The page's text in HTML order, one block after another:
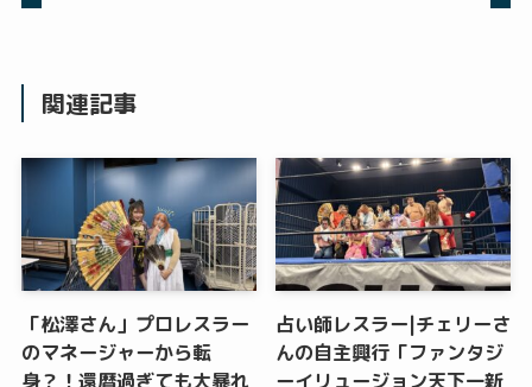
関連記事
「松澤さん」プロレスラー
のマネージャーから転
身？！還暦過ぎても大暴れ
占い師レスラー|チェリーさ
んの自主興行「ファンタジ
ーイリュージョン天下一新